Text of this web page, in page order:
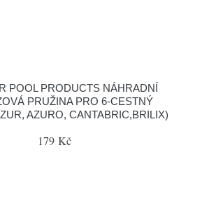
POOL PRODUCTS NÁHRADNÍ
PRUŽINA PRO 6-CESTNÝ
AZURO, CANTABRIC,BRILIX)
179 Kč